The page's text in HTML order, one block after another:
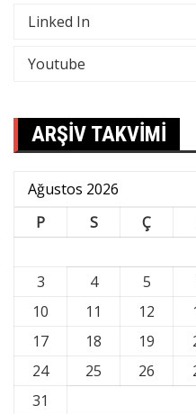
Linked In
Youtube
ARŞİV TAKVİMİ
Ağustos 2026
P
S Ç
3
4 5
10
11 12
17
18 19
24
25 26
31